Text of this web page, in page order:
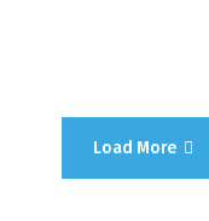
Load More